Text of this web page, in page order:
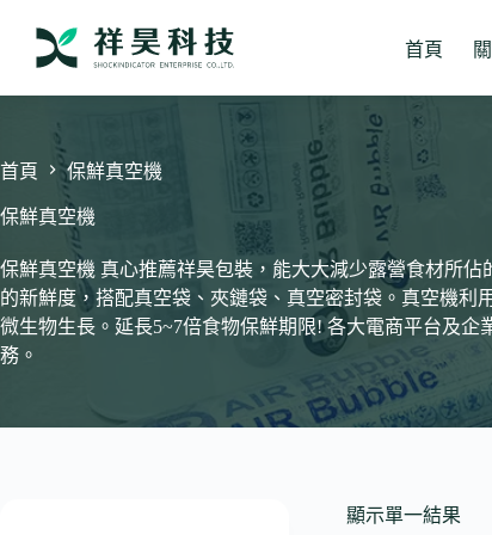
要
容
首頁
首頁 保鮮真空機
保鮮真空機
保鮮真空機 真心推薦祥昊包裝，能大大減少露營食材所
的新鮮度，搭配真空袋、夾鏈袋、真空密封袋。真空機利
微生物生長。延長5~7倍食物保鮮期限! 各大電商平台及
務。
顯示單一結果